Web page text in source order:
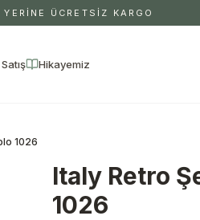
ÜCRETSİZ KARGO
Hikayemiz
1026
Italy Retro
1026